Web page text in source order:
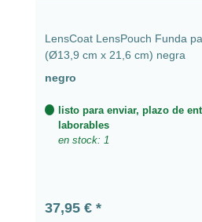
LensCoat LensPouch Funda
(Ø13,9 cm x 21,6 cm) negra
negro
listo para enviar, plazo de
laborables
en stock: 1
Precio normal:
37,95 €